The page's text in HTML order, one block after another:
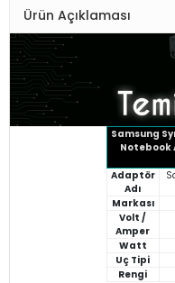
Ürün Açıklaması
Samsung
Notebook
Adaptör
Adı
Markası
Volt /
Amper
Watt
Uç Tipi
Rengi